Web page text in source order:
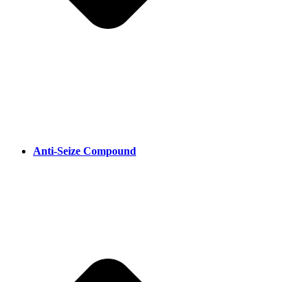
Anti-Seize Compound